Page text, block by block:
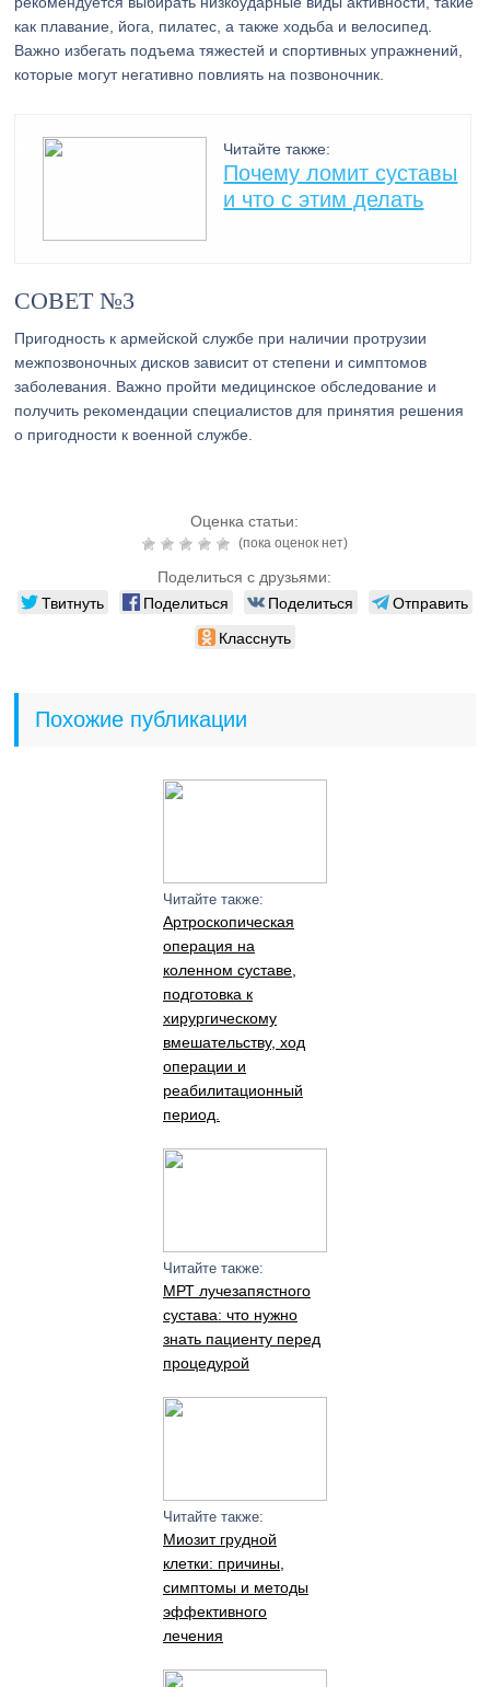
как плавание, йога, пилатес, а также ходьба и велосипед.
Важно избегать подъема тяжестей и спортивных упражнений,
которые могут негативно повлиять на позвоночник.
Читайте также:
Почему ломит суставы
и что с этим делать
СОВЕТ №3
Пригодность к армейской службе при наличии протрузии
межпозвоночных дисков зависит от степени и симптомов
заболевания. Важно пройти медицинское обследование и
получить рекомендации специалистов для принятия решения
о пригодности к военной службе.
Оценка статьи:
(пока оценок нет)
Поделиться с друзьями:
Твитнуть Поделиться Поделиться
Отправить
Класснуть
Похожие публикации
Читайте также:
Артроскопическая
операция на
коленном суставе,
подготовка к
хирургическому
вмешательству, ход
операции и
реабилитационный
период.
Читайте также:
МРТ лучезапястного
сустава: что нужно
знать пациенту перед
процедурой
Читайте также:
Миозит грудной
клетки: причины,
симптомы и методы
эффективного
лечения